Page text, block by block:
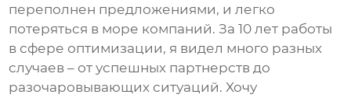
переполнен предложениями, и легко
потеряться в море компаний. За 10 лет работы
в сфере оптимизации, я видел много разных
случаев – от успешных партнерств до
разочаровывающих ситуаций. Хочу